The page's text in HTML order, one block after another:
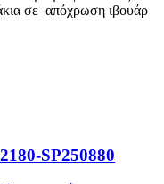
σε απόχρωση ιβουάρ
SP250880